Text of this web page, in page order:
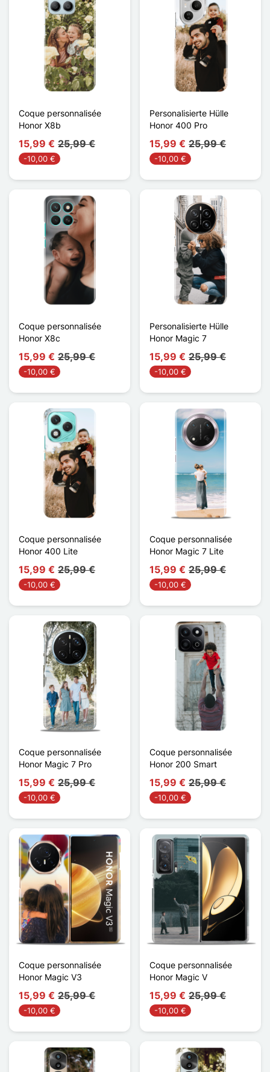
Coque personnalisée
Honor X8b
15,99 € 25,99 €
-10,00 €
Personalisierte Hülle
Honor 400 Pro
15,99 € 25,99 €
-10,00 €
Coque personnalisée
Honor X8c
15,99 € 25,99 €
-10,00 €
Personalisierte Hülle
Honor Magic 7
15,99 € 25,99 €
-10,00 €
Coque personnalisée
Honor 400 Lite
15,99 € 25,99 €
-10,00 €
Coque personnalisée
Honor Magic 7 Lite
15,99 € 25,99 €
-10,00 €
Coque personnalisée
Honor Magic 7 Pro
15,99 € 25,99 €
-10,00 €
Coque personnalisée
Honor 200 Smart
15,99 € 25,99 €
-10,00 €
Coque personnalisée
Honor Magic V3
15,99 € 25,99 €
-10,00 €
Coque personnalisée
Honor Magic V
15,99 € 25,99 €
-10,00 €